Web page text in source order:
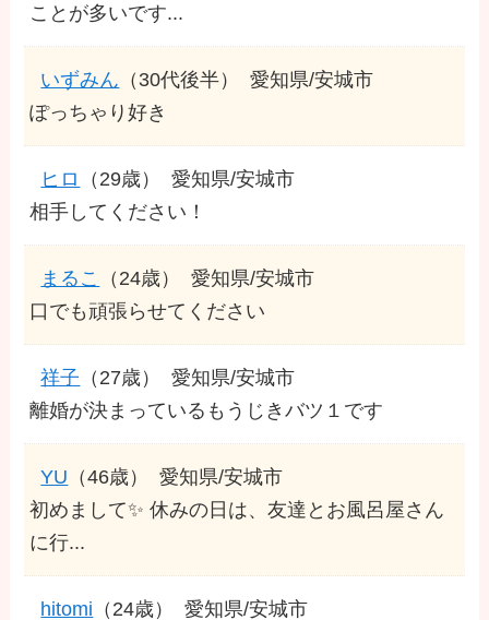
ことが多いです...
いずみん （30代後半）
愛知県/安城市
ぽっちゃり好き
ヒロ （29歳）
愛知県/安城市
相手してください！
まるこ （24歳）
愛知県/安城市
口でも頑張らせてください
祥子 （27歳）
愛知県/安城市
離婚が決まっているもうじきバツ１です
YU （46歳）
愛知県/安城市
初めまして✨ 休みの日は、友達とお風呂屋さん
に行...
hitomi （24歳） 愛知県/安城市